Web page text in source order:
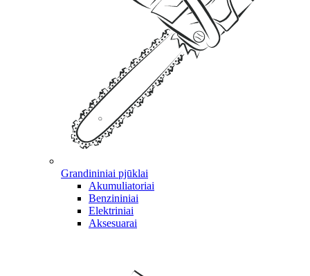
Grandininiai pjūklai
Akumuliatoriai
Benzininiai
Elektriniai
Aksesuarai